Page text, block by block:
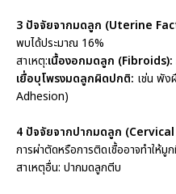
3 ปัจจัยจากมดลูก (Uterine
พบได้ประมาณ 16%
สาเหตุ:เนื้องอกมดลูก (Fibroids):
เยื่อบุโพรงมดลูกผิดปกติ: เช่น พั
Adhesion)
4 ปัจจัยจากปากมดลูก
การผ่าตัดหรือการติดเชื้ออาจทำให้
สาเหตุอื่น: ปากมดลูกตีบ